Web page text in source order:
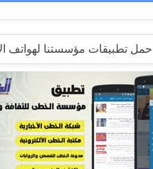
حمل تطبيقات مؤسستنا لهواتف